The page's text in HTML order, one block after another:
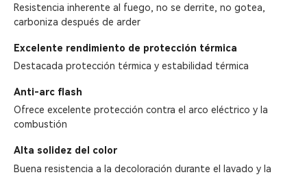
Resistencia inherente al fuego, no se derrite, no gotea,
carboniza después de arder
Excelente rendimiento de protección térmica
Destacada protección térmica y estabilidad térmica
Anti-arc flash
Ofrece excelente protección contra el arco eléctrico y la
combustión
Alta solidez del color
Buena resistencia a la decoloración durante el lavado y la